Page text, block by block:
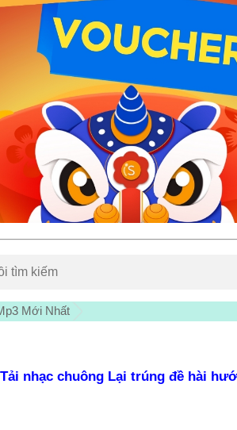
Mới Nhất
Tải nhạc chuông Lại trúng đề hài